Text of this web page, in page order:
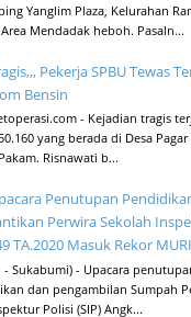
Yanglim Plaza, Kelurahan
Mendadak heboh. Pasaln...
Pekerja SPBU Tewas
Bensin
- Kejadian tragis
yang berada di Desa
Risnawati b...
Penutupan
Perwira Sekolah
TA.2020 Masuk Rekor MURI
- Sukabumi) - Upacara
dan pengambilan Sumpah
Polisi (SIP) Angk...